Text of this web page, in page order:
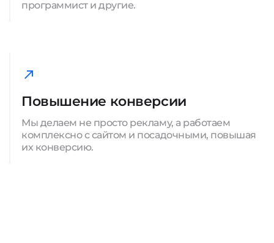
программист и другие.
Повышение конверсии
Мы делаем не просто рекламу, а работаем
комплексно с сайтом и посадочными, повышая
их конверсию.